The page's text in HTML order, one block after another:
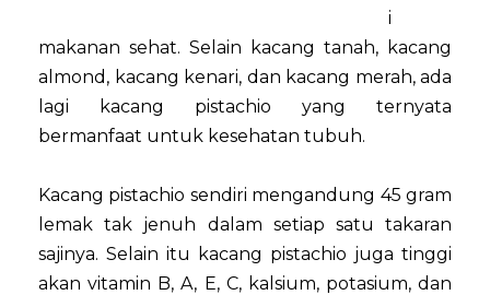
i
makanan sehat. Selain kacang tanah, kacang
almond, kacang kenari, dan kacang merah, ada
lagi kacang pistachio yang ternyata
bermanfaat untuk kesehatan tubuh.
Kacang pistachio sendiri mengandung 45 gram
lemak tak jenuh dalam setiap satu takaran
sajinya. Selain itu kacang pistachio juga tinggi
akan vitamin B, A, E, C, kalsium, potasium, dan